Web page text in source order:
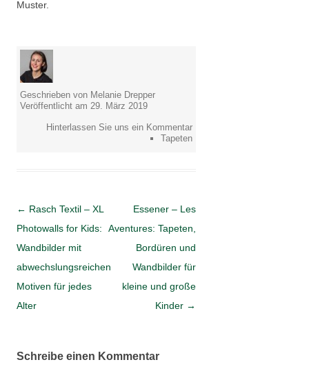
Muster.
Geschrieben von Melanie Drepper
Veröffentlicht am 29. März 2019
Hinterlassen Sie uns ein Kommentar
Tapeten
Artikel-Navigation
← Rasch Textil – XL
Photowalls for Kids:
Wandbilder mit
abwechslungsreichen
Motiven für jedes
Alter
Essener – Les
Aventures: Tapeten,
Bordüren und
Wandbilder für
kleine und große
Kinder →
Schreibe einen Kommentar